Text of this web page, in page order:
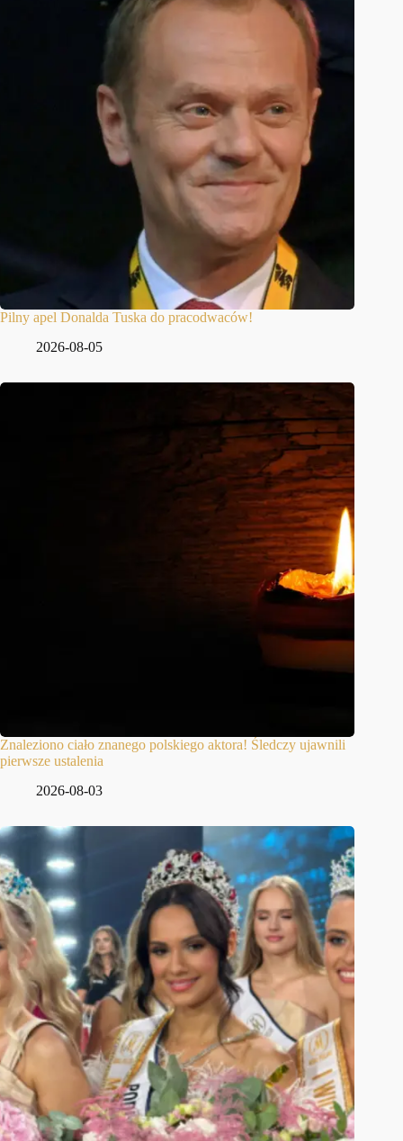
Pilny apel Donalda Tuska do pracodwaców!
2026-08-05
Znaleziono ciało znanego polskiego aktora! Śledczy ujawnili
pierwsze ustalenia
2026-08-03